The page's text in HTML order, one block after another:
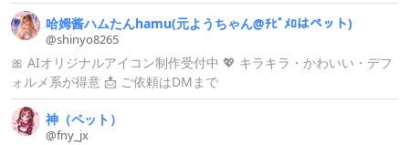
哈姆酱ハムたんhamu(元ようちゃん@ﾁﾋﾞﾒﾛはペット)
@shinyo8265
🎀 AIオリジナルアイコン制作受付中 💖 キラキラ・かわいい・デフ
ォルメ系が得意 📩 ご依頼はDMまで
神（ペット）
@fny_ jx